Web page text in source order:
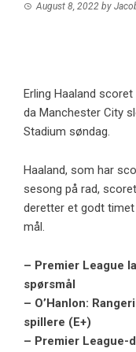
August 8, 2022 by
Erling Haaland
da Manchester City
Stadium søndag.
Haaland, som har
sesong på rad,
deretter et godt
mål.
– Premier League
spørsmål
– O’Hanlon:
spillere (E+)
– Premier League-